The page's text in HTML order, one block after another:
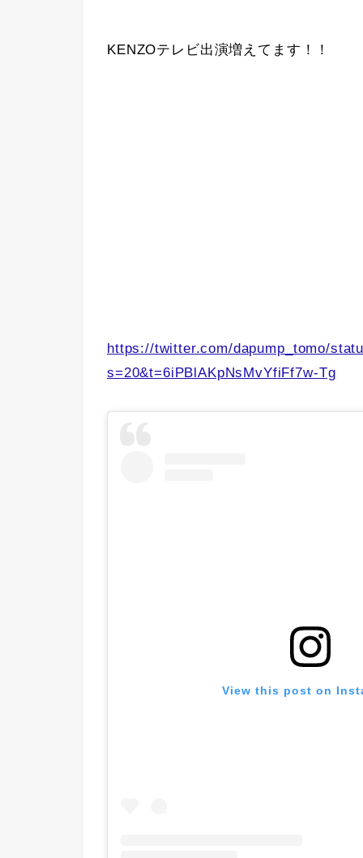
KENZOテレビ出演増えてます！！
https://twitter.com/dapump_tomo/
s=20&t=6iPBlAKpNsMvYfiFf7w-Tg
View this post on